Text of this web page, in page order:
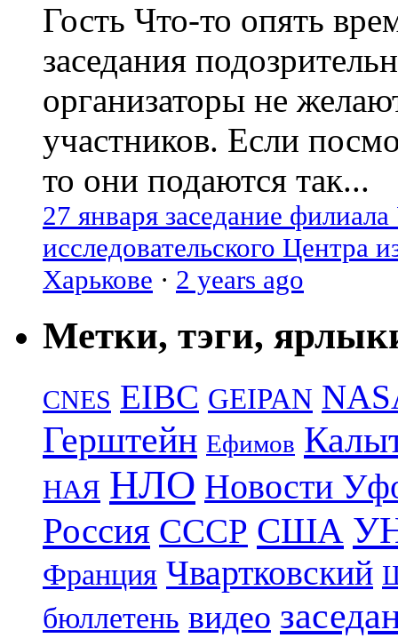
Гость Что-то опять
заседания
организаторы не
участников. Если
то они подаются так...
27 января заседание
исследовательского Центра
Харькове · 2 years ago
Метки, тэги,
CNES EIBC GEIPAN
Герштейн Ефимов
НАЯ НЛО Новости
Россия СССР США
Франция Чвартковский
бюллетень видео